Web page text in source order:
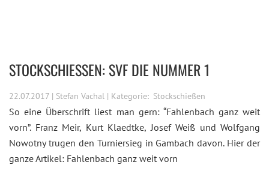
STOCKSCHIESSEN: SVF DIE NUMMER 1
22.07.2017 | Stefan Vachal | Kategorie: Stockschießen
So eine Überschrift liest man gern: “Fahlenbach ganz weit
vorn”. Franz Meir, Kurt Klaedtke, Josef Weiß und Wolfgang
Nowotny trugen den Turniersieg in Gambach davon. Hier der
ganze Artikel: Fahlenbach ganz weit vorn